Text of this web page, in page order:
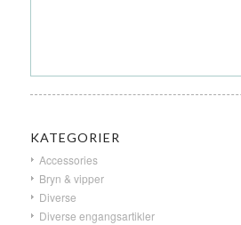
KATEGORIER
Accessories
Bryn & vipper
Diverse
Diverse engangsartikler